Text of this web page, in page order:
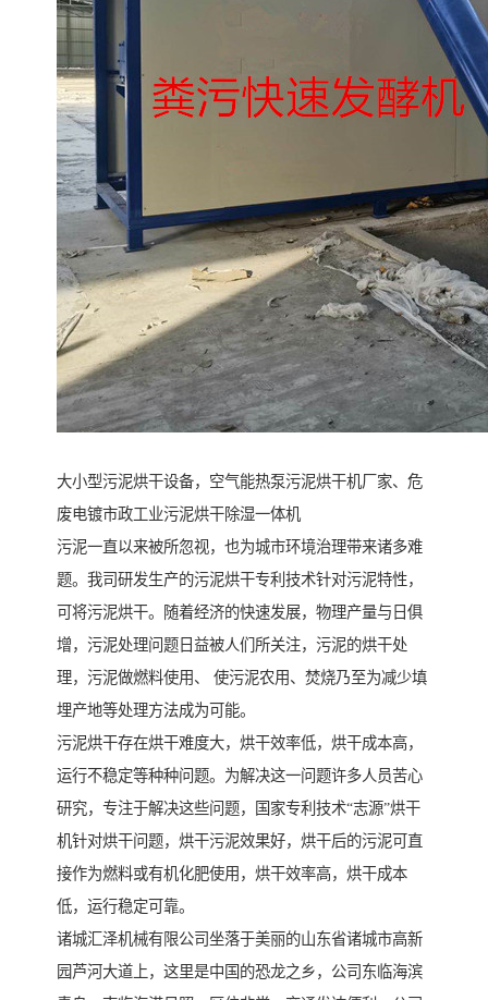
大小型污泥烘干设备，空气能热泵污泥烘干机厂家、危
废电镀市政工业污泥烘干除湿一体机
污泥一直以来被所忽视，也为城市环境治理带来诸多难
题。我司研发生产的污泥烘干专利技术针对污泥特性，
可将污泥烘干。随着经济的快速发展，物理产量与日俱
增，污泥处理问题日益被人们所关注，污泥的烘干处
理，污泥做燃料使用、 使污泥农用、焚烧乃至为减少填
埋产地等处理方法成为可能。
污泥烘干存在烘干难度大，烘干效率低，烘干成本高，
运行不稳定等种种问题。为解决这一问题许多人员苦心
研究，专注于解决这些问题，国家专利技术“志源”烘干
机针对烘干问题，烘干污泥效果好，烘干后的污泥可直
接作为燃料或有机化肥使用，烘干效率高，烘干成本
低，运行稳定可靠。
诸城汇泽机械有限公司坐落于美丽的山东省诸城市高新
园芦河大道上，这里是中国的恐龙之乡，公司东临海滨